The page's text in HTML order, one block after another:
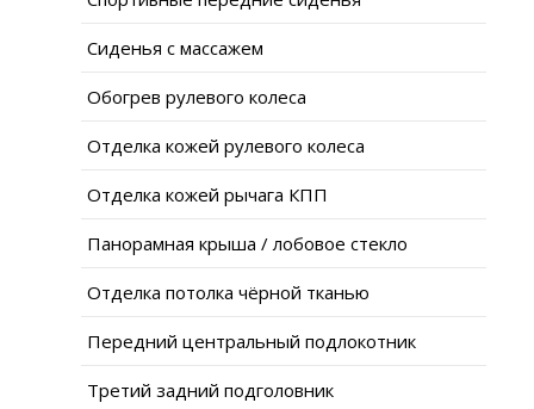
Сиденья с массажем
Обогрев рулевого колеса
Отделка кожей рулевого колеса
Отделка кожей рычага КПП
Панорамная крыша / лобовое стекло
Отделка потолка чёрной тканью
Передний центральный подлокотник
Третий задний подголовник